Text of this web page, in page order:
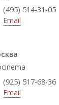
(495) 514-31-05
Email
(925) 517-68-36
Email